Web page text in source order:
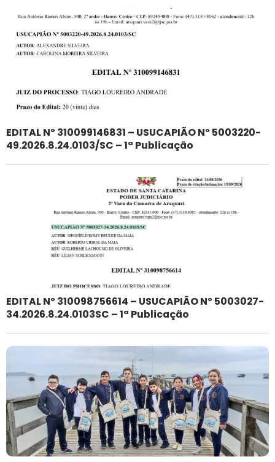
EDITAL Nº 310099146831 – USUCAPIÃO Nº 5003220-
49.2026.8.24.0103/SC – 1ª Publicação
EDITAL Nº 310098756614 – USUCAPIÃO Nº 5003027-
34.2026.8.24.0103SC – 1ª Publicação